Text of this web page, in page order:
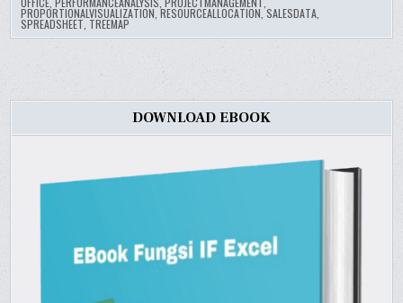
PROPORTIONALVISUALIZATION ,RESOURCEALLOCATION ,SALESDATA
SPREADSHEET TREEMAP
DOWNLOAD EBOOK